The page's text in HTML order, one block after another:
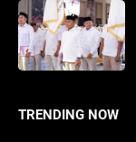
TRENDING NOW